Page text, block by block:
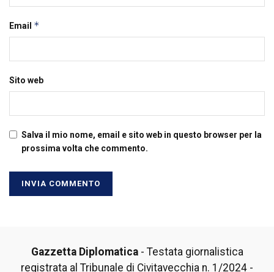
Email *
Sito web
Salva il mio nome, email e sito web in questo browser per la
prossima volta che commento.
Gazzetta Diplomatica- Testata giornalistica
registrata al Tribunale di Civitavecchia n. 1/2024 -